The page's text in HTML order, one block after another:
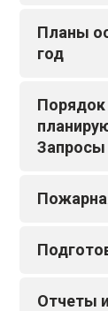
Планы
год
Порядок
Отчеты